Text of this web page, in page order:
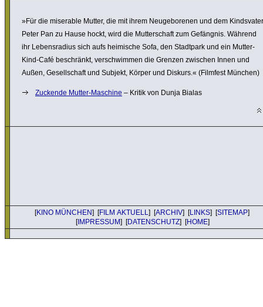
»Für die miserable Mutter, die mit ihrem Neuge­bo­renen und dem Kinds­vater
Peter Pan zu Hause hockt, wird die Mutter­schaft zum Gefängnis. Während
ihr Lebens­ra­dius sich aufs heimische Sofa, den Stadtpark und ein Mutter-
Kind-Café beschränkt, verschwimmen die Grenzen zwischen Innen und
Außen, Gesell­schaft und Subjekt, Körper und Diskurs.« (Filmfest München)
Zuckende Mutter-Maschine – Kritik von Dunja Bialas
[KINO MÜNCHEN] [FILM AKTUELL] [ARCHIV] [LINKS] [SITEMAP]
[IMPRESSUM] [DATENSCHUTZ] [HOME]